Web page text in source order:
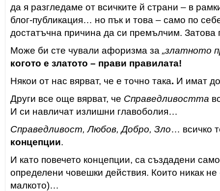
да я разгледаме от всичките й страни – в
блог-публикация… но пък и това – само по
достатъчна причина да си премълчим.
Може би сте чували афоризма за „златното
когото е златото – прави правилата!
Някои от нас вярват, че е точно така. И имат
Други все още вярват, че Справедливостта
И си навличат излишни главоболия…
Справедливост, Любов, Добро, Зло… всичко
концепции.
И като повечето концепции, са създадени
определени човешки действия. Които никак
малкото)…